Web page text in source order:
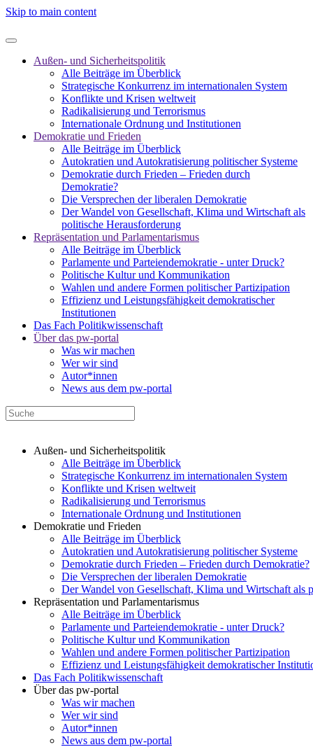
Skip to main content
Außen- und Sicherheitspolitik
Alle Beiträge im Überblick
Strategische Konkurrenz im internationalen System
Konflikte und Krisen weltweit
Radikalisierung und Terrorismus
Internationale Ordnung und Institutionen
Demokratie und Frieden
Alle Beiträge im Überblick
Autokratien und Autokratisierung politischer Systeme
Demokratie durch Frieden – Frieden durch
Demokratie?
Die Versprechen der liberalen Demokratie
Der Wandel von Gesellschaft, Klima und Wirtschaft als
politische Herausforderung
Repräsentation und Parlamentarismus
Alle Beiträge im Überblick
Parlamente und Parteiendemokratie - unter Druck?
Politische Kultur und Kommunikation
Wahlen und andere Formen politischer Partizipation
Effizienz und Leistungsfähigkeit demokratischer
Institutionen
Das Fach Politikwissenschaft
Über das pw-portal
Was wir machen
Wer wir sind
Autor*innen
News aus dem pw-portal
Außen- und Sicherheitspolitik
Alle Beiträge im Überblick
Strategische Konkurrenz im internationalen System
Konflikte und Krisen weltweit
Radikalisierung und Terrorismus
Internationale Ordnung und Institutionen
Demokratie und Frieden
Alle Beiträge im Überblick
Autokratien und Autokratisierung politischer Systeme
Demokratie durch Frieden – Frieden durch Demokratie?
Die Versprechen der liberalen Demokratie
Der Wandel von Gesellschaft, Klima und Wirtschaft als
Repräsentation und Parlamentarismus
Alle Beiträge im Überblick
Parlamente und Parteiendemokratie - unter Druck?
Politische Kultur und Kommunikation
Wahlen und andere Formen politischer Partizipation
Effizienz und Leistungsfähigkeit demokratischer
Das Fach Politikwissenschaft
Über das pw-portal
Was wir machen
Wer wir sind
Autor*innen
News aus dem pw-portal